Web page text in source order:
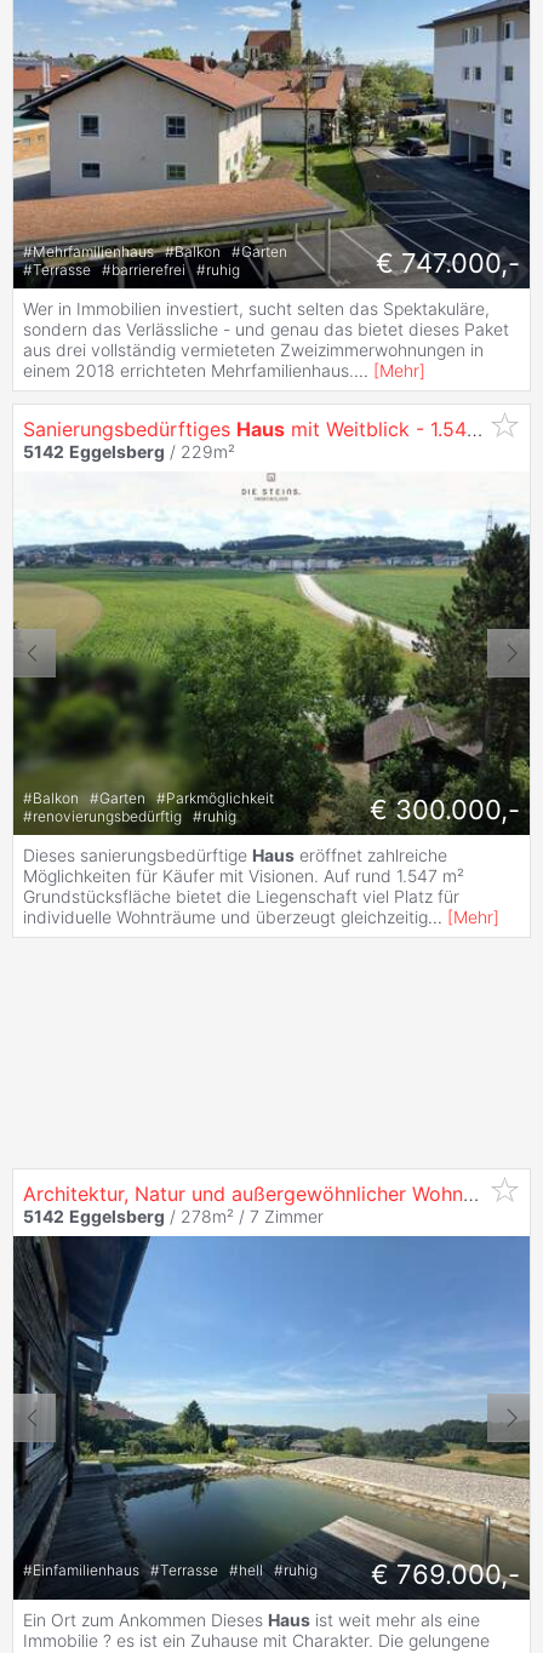
#Mehrfamilienhaus #Balkon #Garten
#Terrasse #barrierefrei #ruhig € 747.000,-
Wer in Immobilien investiert, sucht selten das Spektakuläre,
sondern das Verlässliche - und genau das bietet dieses Paket
aus drei vollständig vermieteten Zweizimmerwohnungen in
einem 2018 errichteten Mehrfamilienhaus.... [Mehr]
Sanierungsbedürftiges Haus mit Weitblick - 1.547 m² Privatsphäre mit Außergewöhnlichem Entwicklungspotenzial
5142 Eggelsberg / 229m²
#Balkon #Garten #Parkmöglichkeit
#renovierungsbedürftig #ruhig € 300.000,-
Dieses sanierungsbedürftige Haus eröffnet zahlreiche
Möglichkeiten für Käufer mit Visionen. Auf rund 1.547 m²
Grundstücksfläche bietet die Liegenschaft viel Platz für
individuelle Wohnträume und überzeugt gleichzeitig... [Mehr]
Architektur, Natur und außergewöhnlicher Wohnkomfort
5142 Eggelsberg / 278m² / 7 Zimmer
#Einfamilienhaus #Terrasse #hell #ruhig € 769.000,-
Ein Ort zum Ankommen Dieses Haus ist weit mehr als eine
Immobilie ? es ist ein Zuhause mit Charakter. Die gelungene